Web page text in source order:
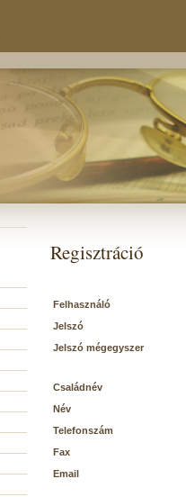
Regisztráció
Felhasználó
Jelszó
Jelszó mégegyszer
Családnév
Név
Telefonszám
Fax
Email